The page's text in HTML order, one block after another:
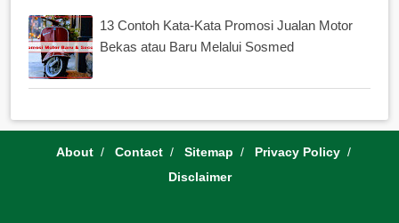
13 Contoh Kata-Kata Promosi Jualan Motor
Bekas atau Baru Melalui Sosmed
About Contact Sitemap
Privacy Policy
Disclaimer